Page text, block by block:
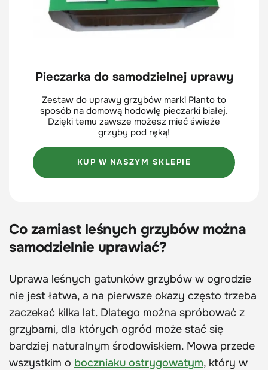
Pieczarka do samodzielnej uprawy
Zestaw do uprawy grzybów marki Planto to
sposób na domową hodowlę pieczarki białej.
Dzięki temu zawsze możesz mieć świeże
grzyby pod ręką!
KUP W NASZYM SKLEPIE
Co zamiast leśnych grzybów można
samodzielnie uprawiać?
Uprawa leśnych gatunków grzybów w ogrodzie
nie jest łatwa, a na pierwsze okazy często trzeba
zaczekać kilka lat. Dlatego można spróbować z
grzybami, dla których ogród może stać się
bardziej naturalnym środowiskiem. Mowa przede
wszystkim o boczniaku ostrygowatym, który w